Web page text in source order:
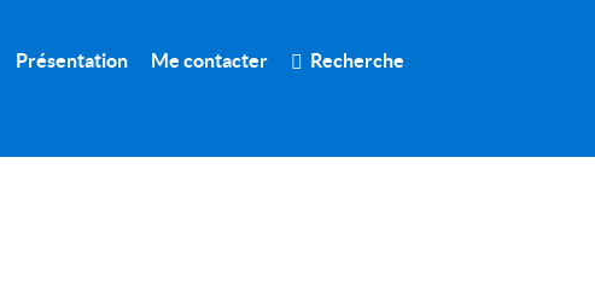
Présentation Me contacter Recherche